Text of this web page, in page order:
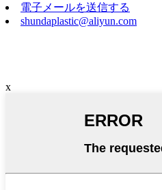
電子メールを送信する
shundaplastic@aliyun.com
x